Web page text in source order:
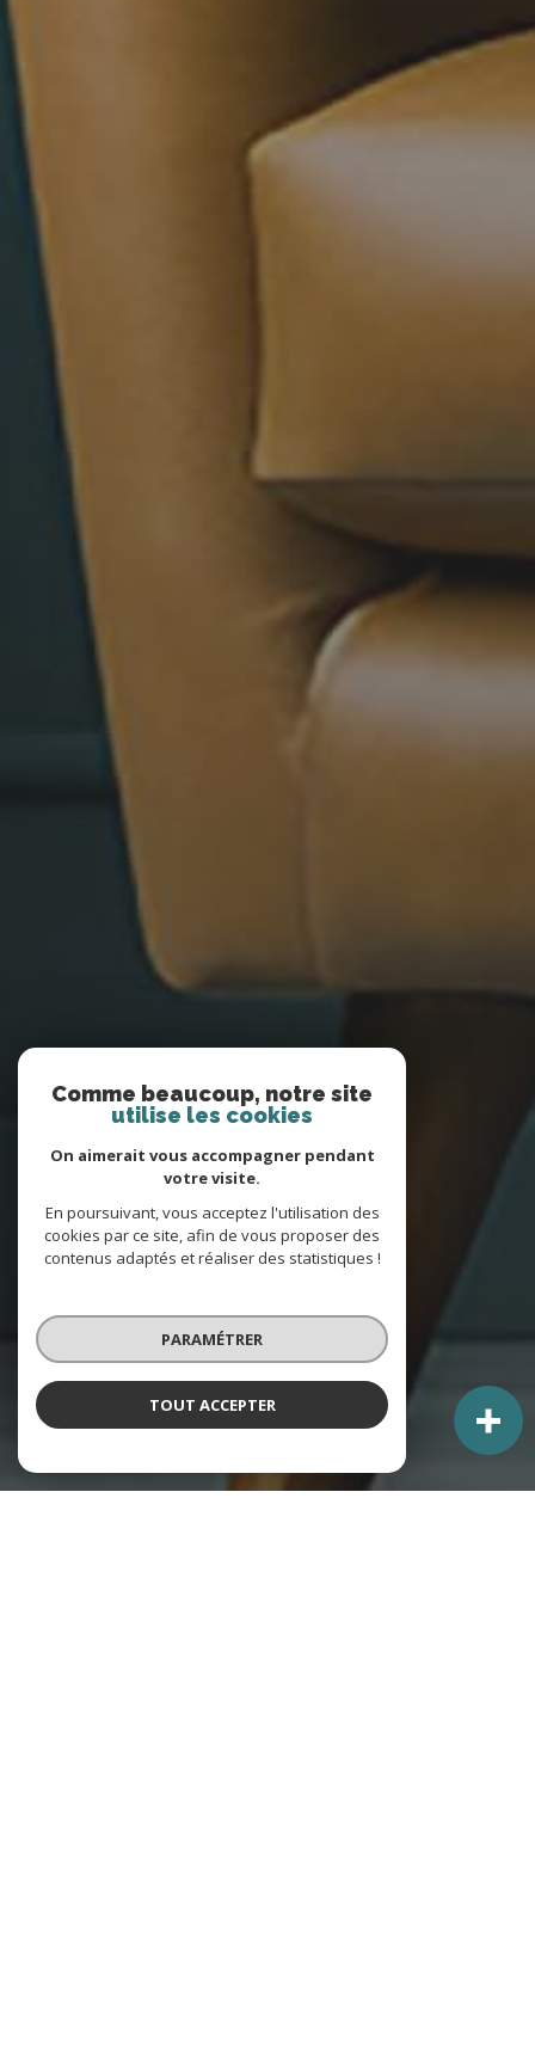
Comme beaucoup, notre site
utilise les cookies
On aimerait vous accompagner pendant
votre visite.
En poursuivant, vous acceptez l'utilisation des
cookies par ce site, afin de vous proposer des
contenus adaptés et réaliser des statistiques !
PARAMÉTRER
TOUT ACCEPTER